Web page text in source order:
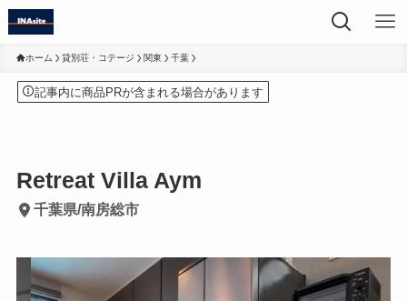
ホーム 貸別荘・コテージ 関東 千葉
記事内に商品PRが含まれる場合があります
Retreat Villa Aym
千葉県/南房総市